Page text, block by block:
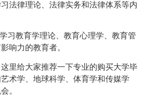
法律理论、法律实务和法律体系等内
习教育学理论、教育心理学、教育管
响力的教育者。
里给大家推荐一下专业的购买大学毕
术学、地球科学、体育学和传媒学
。